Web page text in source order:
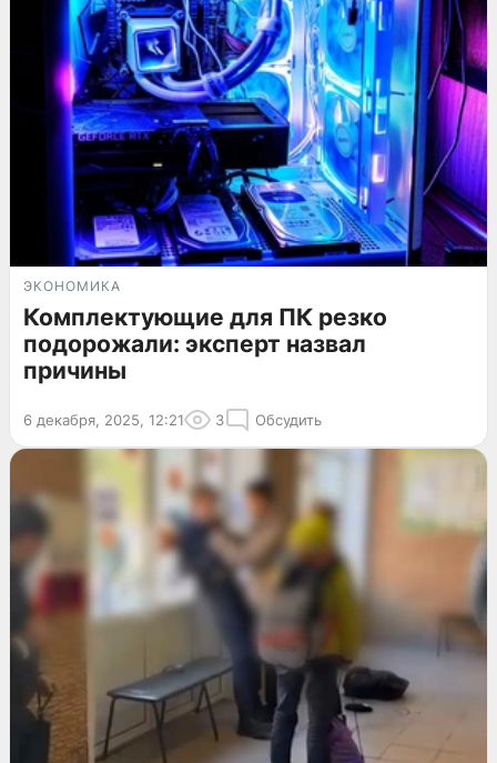
ЭКОНОМИКА
Комплектующие для ПК резко
подорожали: эксперт назвал
причины
6 декабря, 2025, 12:21 3 Обсудить